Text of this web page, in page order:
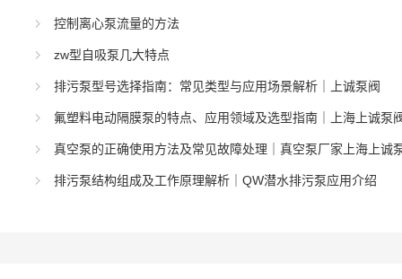
控制离心泵流量的方法
zw型自吸泵几大特点
排污泵型号选择指南：常见类型与应用场景解析｜上诚泵阀
氟塑料电动隔膜泵的特点、应用领域及选型指南｜上海上诚泵
真空泵的正确使用方法及常见故障处理｜真空泵厂家上海上诚
排污泵结构组成及工作原理解析｜QW潜水排污泵应用介绍